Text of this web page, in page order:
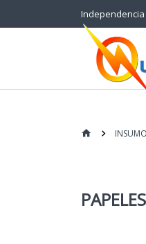
Independencia
PAPELES